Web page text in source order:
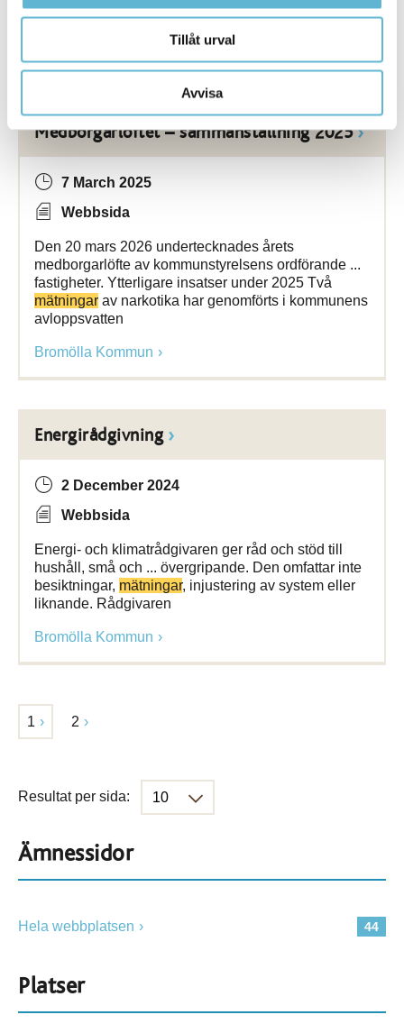
Tillåt urval
Avvisa
narkotika i avloppsvattnet. Gruppen Effektiv
Medborgarlöftet – sammanställning 2025
7 March 2025
Webbsida
Den 20 mars 2026 undertecknades årets
medborgarlöfte av kommunstyrelsens ordförande ...
fastigheter. Ytterligare insatser under 2025 Två
mätningar av narkotika har genomförts i kommunens
avloppsvatten
Bromölla Kommun
Energirådgivning
2 December 2024
Webbsida
Energi- och klimatrådgivaren ger råd och stöd till
hushåll, små och ... övergripande. Den omfattar inte
besiktningar, mätningar, injustering av system eller
liknande. Rådgivaren
Bromölla Kommun
1 2
Resultat per sida:
Ämnessidor
44
Hela webbplatsen
Platser